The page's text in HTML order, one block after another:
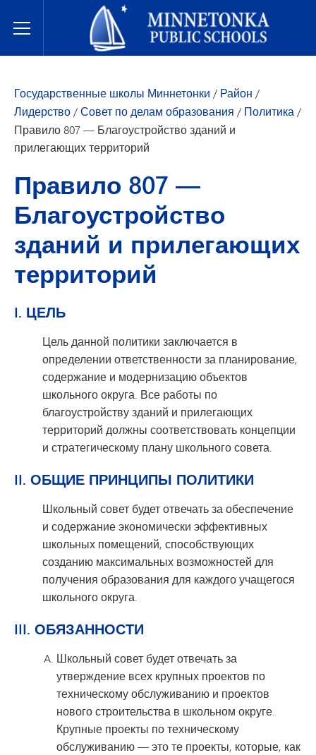
Toggle Menu
Государственные школы Миннетонки
Государственные школы Миннетонки / Район /
Лидерство/Совет по делам образования / Политика/
Правило 807 — Благоустройство зданий и
прилегающих территорий
Правило 807 —
Благоустройство
зданий и прилегающих
территорий
I. ЦЕЛЬ
Цель данной политики заключается в
определении ответственности за планирование,
содержание и модернизацию объектов
школьного округа. Все работы по
благоустройству зданий и прилегающих
территорий должны соответствовать концепции
и стратегическому плану школьного совета.
II. ОБЩИЕ ПРИНЦИПЫ ПОЛИТИКИ
Школьный совет будет отвечать за обеспечение
и содержание экономически эффективных
школьных помещений, способствующих
созданию максимальных возможностей для
получения образования для каждого учащегося
школьного округа.
III. ОБЯЗАННОСТИ
Школьный совет будет отвечать за
утверждение всех крупных проектов по
техническому обслуживанию и проектов
нового строительства в школьном округе.
Крупные проекты по техническому
обслуживанию — это те проекты, которые, как